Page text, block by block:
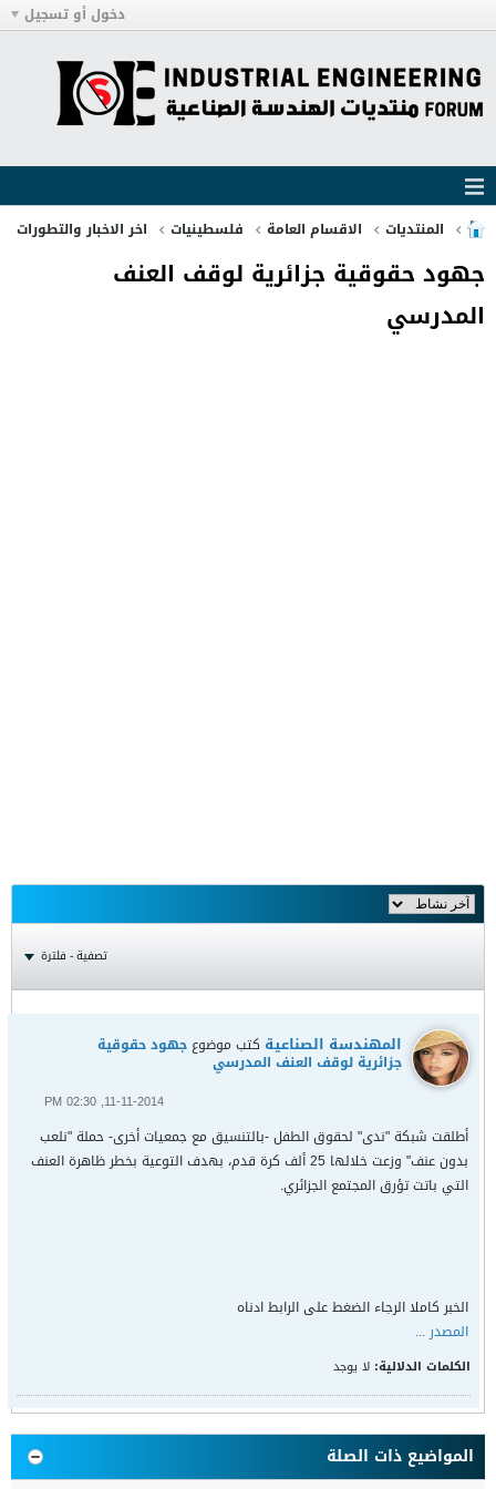
دخول أو تسجيل
المنتديات الاقسام العامة فلسطينيات اخر الاخبار والتطورات
جهود حقوقية جزائرية لوقف العنف
المدرسي
تصفية - فلترة
المهندسة الصناعية كتب موضوعجهود حقوقية
جزائرية لوقف العنف المدرسي
11-11-2014, 02:30 PM
أطلقت شبكة "ندى" لحقوق الطفل -بالتنسيق مع جمعيات أخرى- حملة "نلعب
بدون عنف" وزعت خلالها 25 ألف كرة قدم، بهدف التوعية بخطر ظاهرة العنف
التي باتت تؤرق المجتمع الجزائري.
الخبر كاملا الرجاء الضغط على الرابط ادناه
المصدر ...
الكلمات الدلالية: لا يوجد
المواضيع ذات الصلة